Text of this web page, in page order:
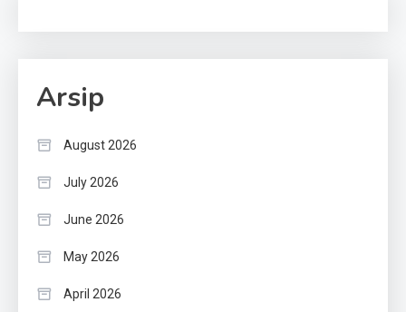
Arsip
August 2026
July 2026
June 2026
May 2026
April 2026